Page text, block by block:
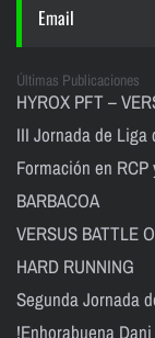
Email
Últimas Publicaciones
HYROX PFT –
III Jornada de Liga
Formación en
BARBACOA
VERSUS BATTLE
HARD RUNNING
Segunda Jornada
!Enhorabuena